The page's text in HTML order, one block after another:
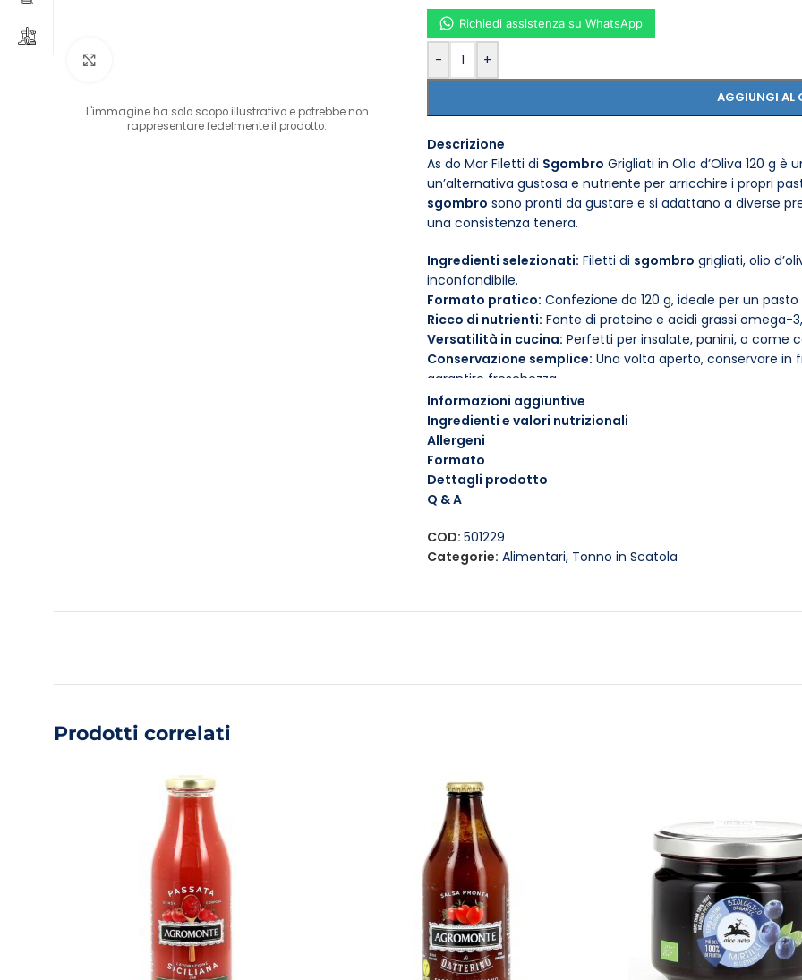
L'immagine ha solo scopo illustrativo e potrebbe non
rappresentare fedelmente il prodotto.
- +
AGGIUNGI AL
Richiedi assistenza su WhatsApp
Descrizione
As do Mar Filetti di Sgombro Grigliati in Olio d’Oliva 120 g
un’alternativa gustosa e nutriente per arricchire i propri
sgombro sono pronti da gustare e si adattano a diverse
una consistenza tenera.
Ingredienti selezionati: Filetti di sgombro grigliati, olio
inconfondibile.
Formato pratico: Confezione da 120 g, ideale per un
Ricco di nutrienti: Fonte di proteine e acidi grassi omega-
Versatilità in cucina: Perfetti per insalate, panini, o come
Conservazione semplice: Una volta aperto, conservare
garantire freschezza.
Pronti da gustare:Non necessitano di cottura,
Prova As do Mar Filetti diSgombro
mare o come farcitura per un panino gourmet. La loro
in pochi minuti.
Informazioni aggiuntive
Ingredienti e valori nutrizionali
Allergeni
Formato
Dettagli prodotto
Q & A
COD:501229
Categorie: Alimentari, Tonno in Scatola
Prodotti correlati